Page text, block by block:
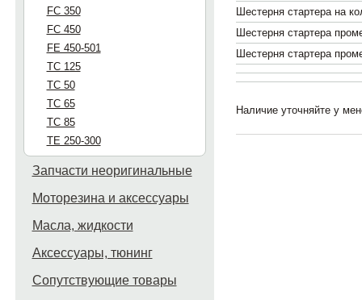
FC 350
FC 450
FE 450-501
TC 125
TC 50
TC 65
TC 85
TE 250-300
Запчасти неоригинальные
Моторезина и аксессуары
Масла, жидкости
Аксессуары, тюнинг
Сопутствующие товары
Шестерня стартера на
Шестерня стартера
Шестерня стартера
Наличие уточняйте у